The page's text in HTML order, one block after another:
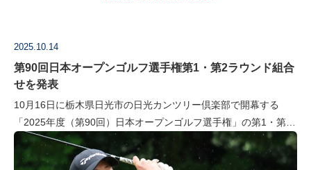
2025.10.14
第90回日本オープンゴルフ選手権第1・第2ラウンド組合
せを発表
10月16日に栃木県日光市の日光カンツリー倶楽部で開幕する
「2025年度（第90回）日本オープンゴルフ選手権」の第1・第2
ラウンドの組合せが決定しました。 ●組合せはこちら 第1ラウン
ドは、午前6時5…